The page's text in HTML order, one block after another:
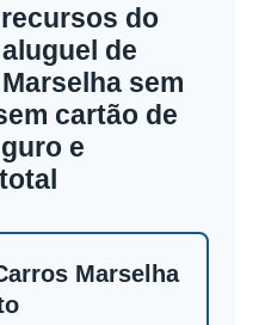
do
de
sem
cartão de
e
Marselha